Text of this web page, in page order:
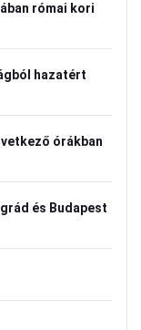
római kori
hazatért
órákban
és Budapest